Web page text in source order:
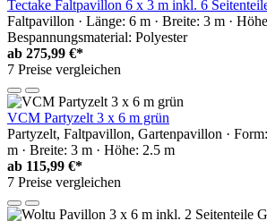
Tectake Faltpavillon 6 x 3 m inkl. 6
Faltpavillon · Länge: 6 m · Breite: 3 m ·
Bespannungsmaterial: Polyester
ab 275,99 €*
7 Preise vergleichen
VCM Partyzelt 3 x 6 m grün
Partyzelt, Faltpavillon, Gartenpavillon ·
m · Breite: 3 m · Höhe: 2.5 m
ab 115,99 €*
7 Preise vergleichen